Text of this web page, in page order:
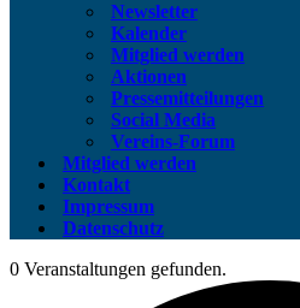
Newsletter
Kalender
Mitglied werden
Aktionen
Pressemitteilungen
Social Media
Vereins-Forum
Mitglied werden
Kontakt
Impressum
Datenschutz
0 Veranstaltungen gefunden.